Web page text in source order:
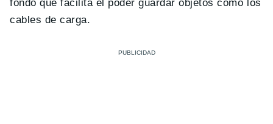
fondo que facilita el poder guardar objetos como los
cables de carga.